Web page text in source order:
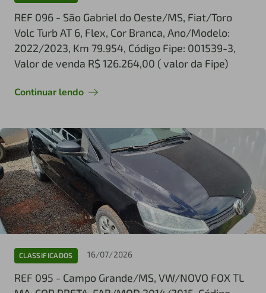
REF 096 - São Gabriel do Oeste/MS, Fiat/Toro
Volc Turb AT 6, Flex, Cor Branca, Ano/Modelo:
2022/2023, Km 79.954, Código Fipe: 001539-3,
Valor de venda R$ 126.264,00 ( valor da Fipe)
Continuar lendo
CLASSIFICADOS 16/07/2026
REF 095 - Campo Grande/MS, VW/NOVO FOX TL